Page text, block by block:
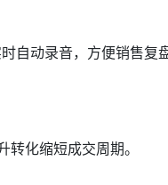
自动录音，方便销售复
化缩短成交周期。